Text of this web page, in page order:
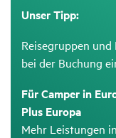
Unser Tipp:
Reisegruppen
bei der Buchung
Für Camper in
Plus Europa
Mehr Leistungen